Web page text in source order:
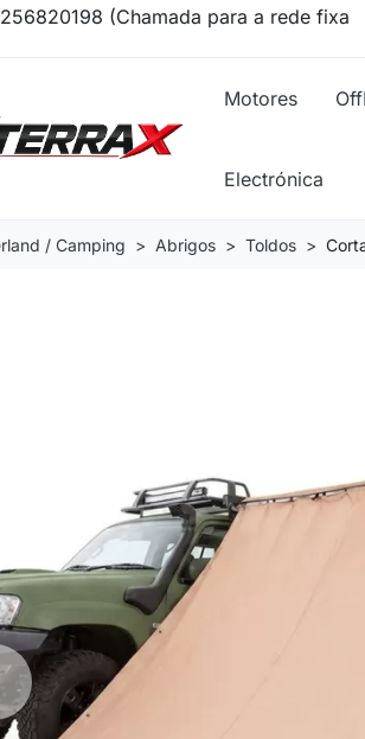
256820198 (Chamada para a rede fixa
Motores
Electrónica
/ Camping Abrigos Toldos